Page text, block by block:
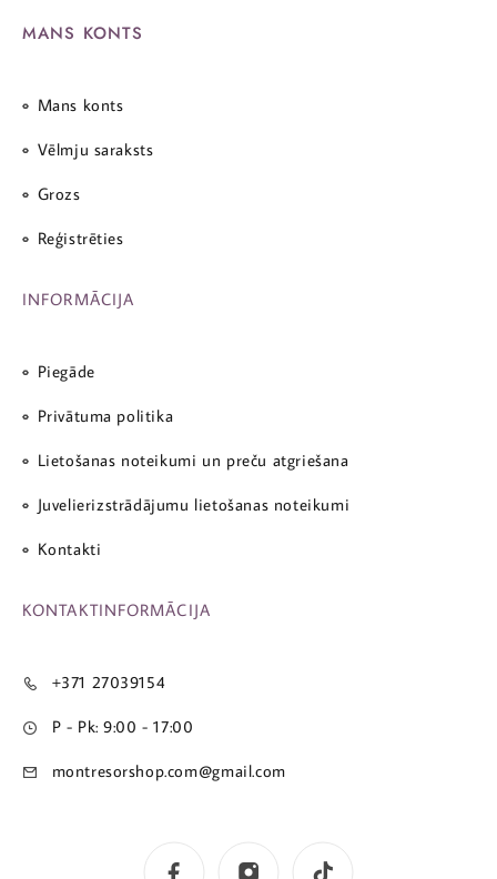
MANS KONTS
Mans konts
Vēlmju saraksts
Grozs
Reģistrēties
INFORMĀCIJA
Piegāde
Privātuma politika
Lietošanas noteikumi un preču atgriešana
Juvelierizstrādājumu lietošanas noteikumi
Kontakti
KONTAKTINFORMĀCIJA
+371 27039154
P - Pk: 9:00 - 17:00
montresorshop.com@gmail.com